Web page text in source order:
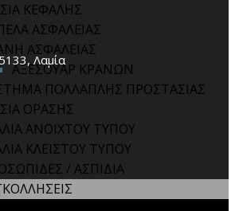
ΚΕΦΑΛΗΣ
ΑΣΦΑΛΕΙΑΣ
ΑΣΦΑΛΕΙΑΣ
ΑΞΕΣΟΥΑΡ ΚΡΑΝΩΝ
ΠΟΛΛΑΠΛΗΣ ΠΡΟΣΤΑΣΙΑΣ
ΟΡΑΣΗΣ
ΑΝΟΙΧΤΟΥ ΤΥΠΟΥ
ΚΛΕΙΣΤΟΥ ΤΥΠΟΥ
/ ΑΣΠΙΔΙΑ
Λαμία